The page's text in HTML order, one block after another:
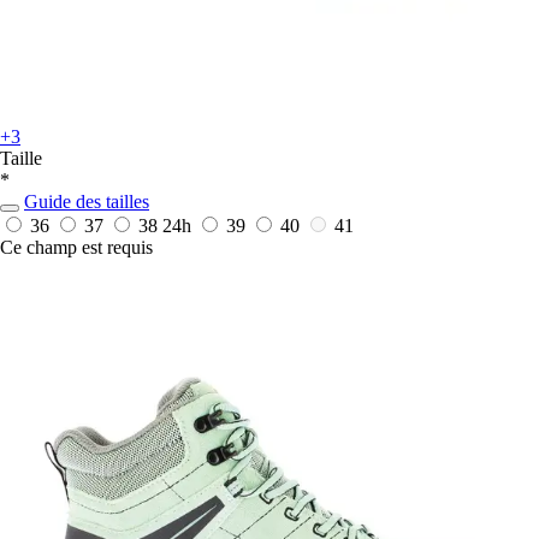
+3
Taille
*
Guide des tailles
36
37 38 24h 39 40
41
Ce champ est requis